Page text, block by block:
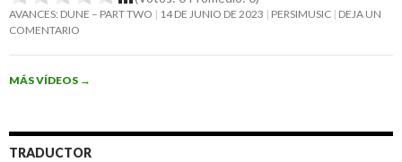
AVANCES: DUNE – PART TWO 14 DE JUNIO DE 2023 PERSIMUSIC DEJA UN
COMENTARIO
MÁS VÍDEOS →
TRADUCTOR